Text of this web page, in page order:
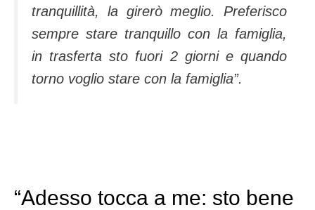
tranquillità, la girerò meglio. Preferisco
sempre stare tranquillo con la famiglia,
in trasferta sto fuori 2 giorni e quando
torno voglio stare con la famiglia”.
“Adesso tocca a me: sto bene